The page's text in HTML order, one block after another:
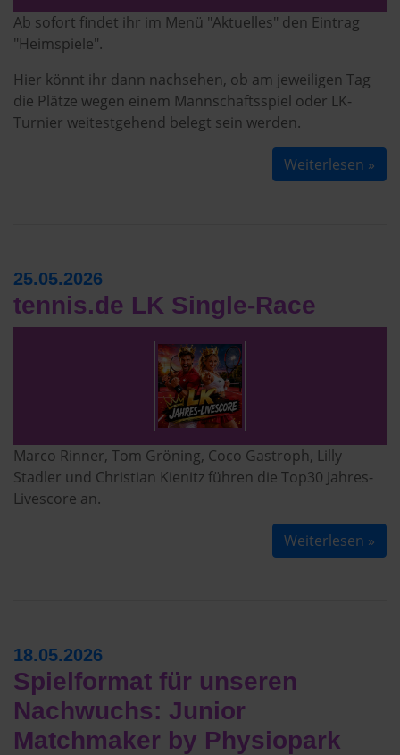
Ab sofort findet ihr im Menü "Aktuelles" den Eintrag
"Heimspiele".
Hier könnt ihr dann nachsehen, ob am jeweiligen Tag
die Plätze wegen einem Mannschaftsspiel oder LK-
Turnier weitestgehend belegt sein werden.
Weiterlesen »
25.05.2026
tennis.de LK Single-Race
Marco Rinner, Tom Gröning, Coco Gastroph, Lilly
Stadler und Christian Kienitz führen die Top30 Jahres-
Livescore an.
Weiterlesen »
18.05.2026
Spielformat für unseren
Nachwuchs: Junior
Matchmaker by Physiopark